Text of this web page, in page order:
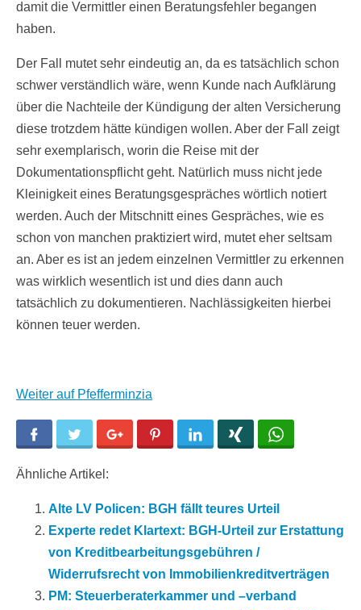
damit die Vermittler einen Beratungsfehler begangen
haben.
Der Fall mutet sehr eindeutig an, da es tatsächlich schon
schwer verständlich wäre, wenn Kunde nach Aufklärung
über die Nachteile der Kündigung der alten Versicherung
diese trotzdem hätte kündigen wollen. Aber der Fall zeigt
sehr exemplarisch, worin die Reise mit der
Dokumentationspflicht geht. Natürlich muss nicht jede
Kleinigkeit eines Beratungsgespräches wörtlich notiert
werden. Auch der Mitschnitt eines Gespräches, wie es
schon von manchen praktiziert wird, mutet eher seltsam
an. Aber es ist an jedem einzelnen Vermittler zu erkennen
was wirklich wesentlich ist und dies dann auch
tatsächlich zu dokumentieren. Nachlässigkeiten hierbei
können teuer werden.
Weiter auf Pfefferminzia
Facebook Twitter Google+ Pinterest LinkedIn
Ähnliche Artikel:
Alte LV Policen: BGH fällt teures Urteil
Experte redet Klartext: BGH-Urteil zur Erstattung
von Kreditbearbeitungsgebühren /
Widerrufsrecht von Immobilienkreditverträgen
PM: Steuerberaterkammer und –verband